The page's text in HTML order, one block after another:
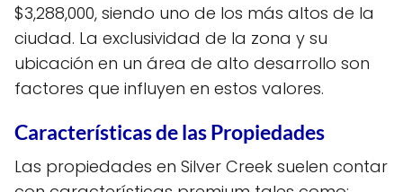
$3,288,000, siendo uno de los más altos de la
ciudad. La exclusividad de la zona y su
ubicación en un área de alto desarrollo son
factores que influyen en estos valores.
Características de las Propiedades
Las propiedades en Silver Creek suelen contar